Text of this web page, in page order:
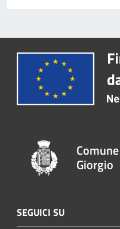
Giorgio
SEGUICI SU